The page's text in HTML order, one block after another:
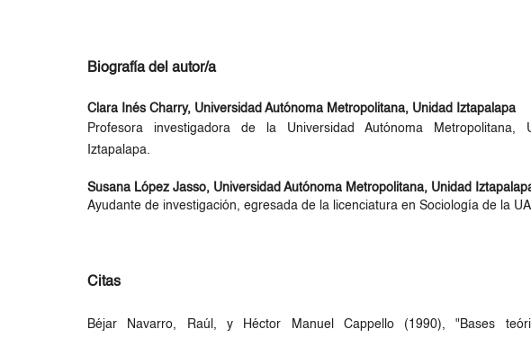
Biografía del autor/a
Clara Inés Charry, Universidad Autónoma Metropolitana, Unidad Iztapalapa
Profesora investigadora de la Universidad Autónoma Metropolitana,
Iztapalapa.
Susana López Jasso, Universidad Autónoma Metropolitana, Unidad
Ayudante de investigación, egresada de la licenciatura en Sociología de la
Citas
Béjar Navarro, Raúl, y Héctor Manuel Cappello (1990), "Bases